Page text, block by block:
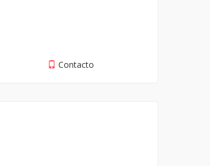
Contacto